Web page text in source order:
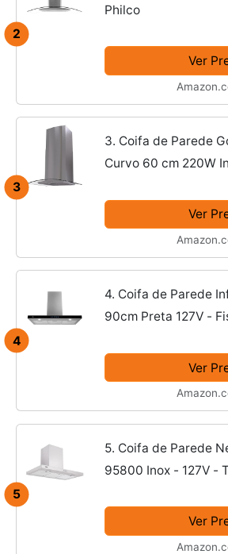
2
Philco
Ver
3
3. Coifa de Parede
Curvo 60 cm 220W
Ver
4
4. Coifa de Parede
90cm Preta 127V -
Ver
5
5. Coifa de Parede
95800 Inox - 127V -
Ver